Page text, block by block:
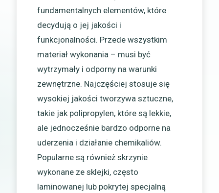
fundamentalnych elementów, które
decydują o jej jakości i
funkcjonalności. Przede wszystkim
materiał wykonania – musi być
wytrzymały i odporny na warunki
zewnętrzne. Najczęściej stosuje się
wysokiej jakości tworzywa sztuczne,
takie jak polipropylen, które są lekkie,
ale jednocześnie bardzo odporne na
uderzenia i działanie chemikaliów.
Popularne są również skrzynie
wykonane ze sklejki, często
laminowanej lub pokrytej specjalną